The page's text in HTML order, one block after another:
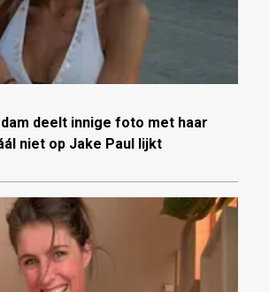
deelt innige foto met haar
niet op Jake Paul lijkt